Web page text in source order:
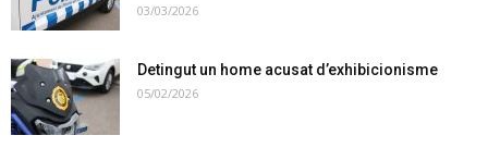
03/03/2026
Detingut un home acusat d’exhibicionisme
05/02/2026